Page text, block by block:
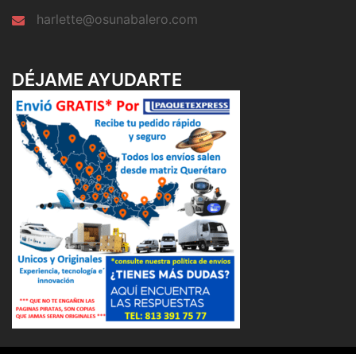
harlette@osunabalero.com
DÉJAME AYUDARTE